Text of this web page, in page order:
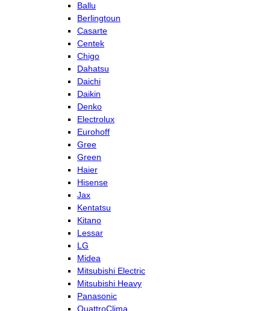
Ballu
Berlingtoun
Casarte
Centek
Chigo
Dahatsu
Daichi
Daikin
Denko
Electrolux
Eurohoff
Gree
Green
Haier
Hisense
Jax
Kentatsu
Kitano
Lessar
LG
Midea
Mitsubishi Electric
Mitsubishi Heavy
Panasonic
QuattroClima